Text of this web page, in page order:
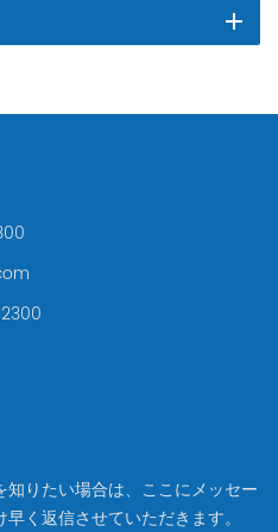
りたい場合は、ここにメッセー
く返信させていただきます。